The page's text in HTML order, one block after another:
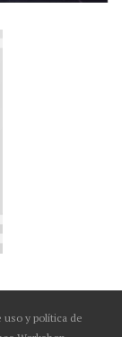
uso y política de